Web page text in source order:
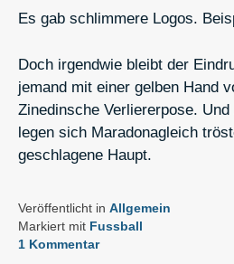
Es gab schlimmere Logos.
Doch irgendwie bleibt der
jemand mit einer gelben Hand
Zinedinsche Verliererpose.
legen sich Maradonagleich
geschlagene Haupt.
Veröffentlicht in Allgemein
Markiert mit Fussball
1 Kommentar